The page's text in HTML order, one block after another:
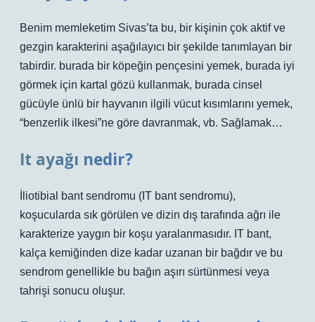
Benim memleketim Sivas’ta bu, bir kişinin çok aktif ve
gezgin karakterini aşağılayıcı bir şekilde tanımlayan bir
tabirdir. burada bir köpeğin pençesini yemek, burada iyi
görmek için kartal gözü kullanmak, burada cinsel
gücüyle ünlü bir hayvanın ilgili vücut kısımlarını yemek,
“benzerlik ilkesi”ne göre davranmak, vb. Sağlamak…
It ayağı nedir?
İliotibial bant sendromu (IT bant sendromu),
koşucularda sık görülen ve dizin dış tarafında ağrı ile
karakterize yaygın bir koşu yaralanmasıdır. IT bant,
kalça kemiğinden dize kadar uzanan bir bağdır ve bu
sendrom genellikle bu bağın aşırı sürtünmesi veya
tahrişi sonucu oluşur.